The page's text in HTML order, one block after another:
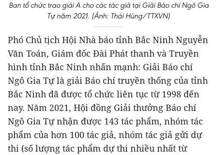
Ban tổ chức trao giải A cho các tác giả tại Giải Báo chí Ngô Gia
Tự năm 2021. (Ảnh: Thái Hùng/TTXVN)
Phó Chủ tịch Hội Nhà báo tỉnh Bắc Ninh Nguyễn
Văn Toán, Giám đốc Đài Phát thanh và Truyền
hình tỉnh Bắc Ninh nhấn mạnh: Giải Báo chí
Ngô Gia Tự là giải Báo chí truyền thống của tỉnh
Bắc Ninh đã được tổ chức liên tục từ 1998 đến
nay. Năm 2021, Hội đồng Giải thưởng Báo chí
Ngô Gia Tự nhận được 143 tác phẩm, nhóm tác
phẩm của hơn 100 tác giả, nhóm tác giả gửi dự
thi (số lượng tác phẩm dự thi nhiều nhất từ